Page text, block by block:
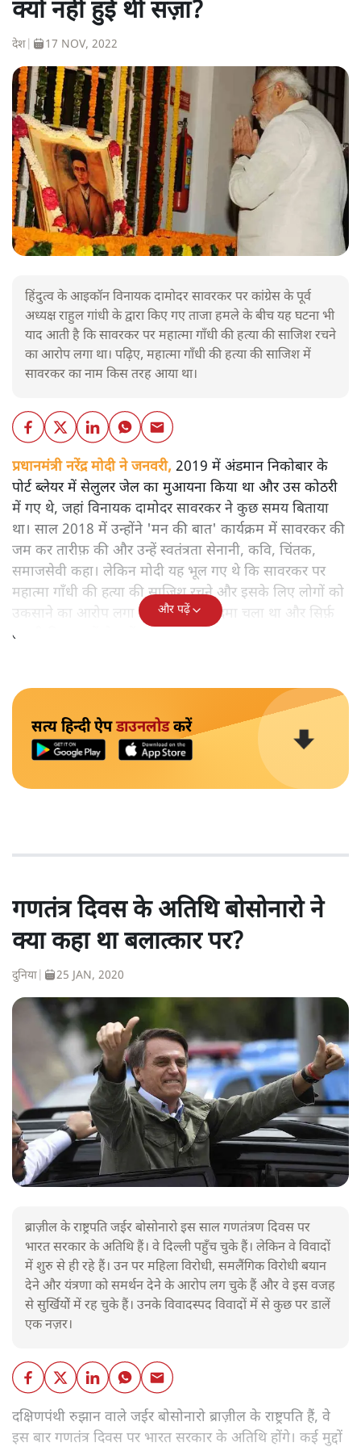
क्यों नहीं हुई थी सज़ा?
देश 17 NOV, 2022
हिंदुत्व के आइकॉन विनायक दामोदर सावरकर पर कांग्रेस के पूर्व
अध्यक्ष राहुल गांधी के द्वारा किए गए ताजा हमले के बीच यह घटना भी
याद आती है कि सावरकर पर महात्मा गाँधी की हत्या की साजिश रचने
का आरोप लगा था। पढ़िए, महात्मा गाँधी की हत्या की साजिश में
सावरकर का नाम किस तरह आया था।
प्रधानमंत्री नरेंद्र मोदी ने जनवरी, 2019 में अंडमान निकोबार के
पोर्ट ब्लेयर में सेलुलर जेल का मुआयना किया था और उस कोठरी
में गए थे, जहां विनायक दामोदर सावरकर ने कुछ समय बिताया
था। साल 2018 में उन्होंने 'मन की बात' कार्यक्रम में सावरकर की
जम कर तारीफ़ की और उन्हें स्वतंत्रता सेनानी, कवि, चिंतक,
समाजसेवी कहा। लेकिन मोदी यह भूल गए थे कि सावरकर पर
महात्मा गाँधी की हत्या की साजिश रचने और इसके लिए लोगों को
उकसाने का आरोप लगा था, उन पर मुक़दमा चला था और सिर्फ़
तकनीकी कारणों से उन्हें सज़ा नहीं हुई थी।
और पढ़ें
सत्य हिन्दी ऐपडाउनलोडकरें
गणतंत्र दिवस के अतिथि बोसोनारो ने
क्या कहा था बलात्कार पर?
दुनिया 25 JAN, 2020
ब्राज़ील के राष्ट्रपति जईर बोसोनारो इस साल गणतंत्रण दिवस पर
भारत सरकार के अतिथि हैं। वे दिल्ली पहुँच चुके हैं। लेकिन वे विवादों
में शुरु से ही रहे हैं। उन पर महिला विरोधी, समलैंगिक विरोधी बयान
देने और यंत्रणा को समर्थन देने के आरोप लग चुके हैं और वे इस वजह
से सुर्खियोें में रह चुके हैं। उनके विवादस्पद विवादों में से कुछ पर डालें
एक नज़र।
दक्षिणपंथी रुझान वाले जईर बोसोनारो ब्राज़ील के राष्ट्रपति हैं, वे
इस बार गणतंत्र दिवस पर भारत सरकार के अतिथि होंगे। कई मुद्दों